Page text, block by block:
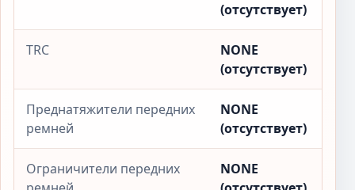
(отсутствует)
TRC
NONE
(отсутствует)
Преднатяжители передних
ремней
NONE
(отсутствует)
Ограничители передних
NONE